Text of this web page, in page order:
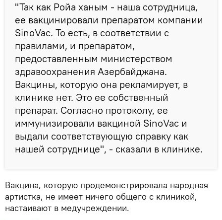
"Так как Ройа ханым - наша сотрудница,
ее вакцинировали препаратом компании
SinoVac. То есть, в соответствии с
правилами, и препаратом,
предоставленным министерством
здравоохранения Азербайджана.
Вакцины, которую она рекламирует, в
клинике нет. Это ее собственный
препарат. Согласно протоколу, ее
иммунизировали вакциной SinоVac и
выдали соответствующую справку как
нашей сотруднице", - сказали в клинике.
Вакцина, которую продемонстрировала народная
артистка, не имеет ничего общего с клиникой,
настаивают в медучреждении.